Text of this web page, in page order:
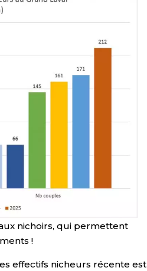
nichoirs, qui permettent
!
effectifs nicheurs récente est